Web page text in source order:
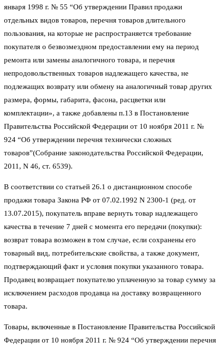
января 1998 г. № 55 “Об утверждении Правил продажи
отдельных видов товаров, перечня товаров длительного
пользования, на которые не распространяется требование
покупателя о безвозмездном предоставлении ему на период
ремонта или замены аналогичного товара, и перечня
непродовольственных товаров надлежащего качества, не
подлежащих возврату или обмену на аналогичный товар других
размера, формы, габарита, фасона, расцветки или
комплектации», а также добавлены п.13 в Постановление
Правительства Российской Федерации от 10 ноября 2011 г. №
924 “Об утверждении перечня технически сложных
товаров”(Собрание законодательства Российской Федерации,
2011, N 46, ст. 6539).
В соответствии со статьей 26.1 о дистанционном способе
продажи товара Закона РФ от 07.02.1992 N 2300-1 (ред. от
13.07.2015), покупатель вправе вернуть товар надлежащего
качества в течение 7 дней с момента его передачи (покупки):
возврат товара возможен в том случае, если сохранены его
товарный вид, потребительские свойства, а также документ,
подтверждающий факт и условия покупки указанного товара.
Продавец возвращает покупателю уплаченную за товар сумму за
исключением расходов продавца на доставку возвращенного
товара.
Товары, включенные в Постановление Правительства Российской
Федерации от 10 ноября 2011 г. № 924 “Об утверждении перечня